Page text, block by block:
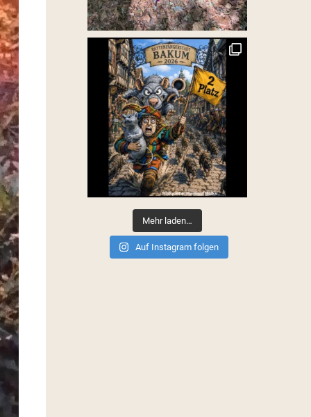
Mehr laden…
Auf Instagram folgen